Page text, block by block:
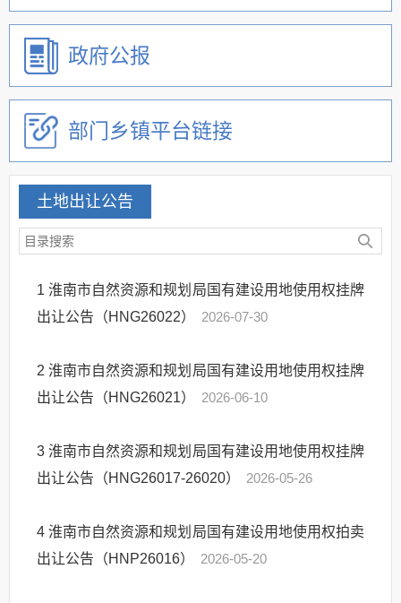
政府公报
部门乡镇平台链接
土地出让公告
1 淮南市自然资源和规划局国有建设用地使用权挂牌
出让公告（HNG26022）
2026-07-30
2 淮南市自然资源和规划局国有建设用地使用权挂牌
出让公告（HNG26021）
2026-06-10
3 淮南市自然资源和规划局国有建设用地使用权挂牌
出让公告（HNG26017-26020）
2026-05-26
4 淮南市自然资源和规划局国有建设用地使用权拍卖
出让公告（HNP26016）
2026-05-20